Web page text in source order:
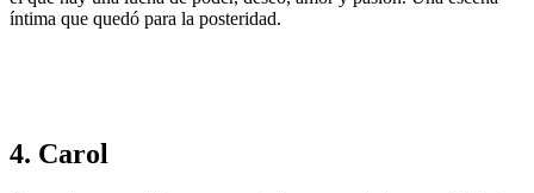
íntima que quedó para la posteridad.
4. Carol